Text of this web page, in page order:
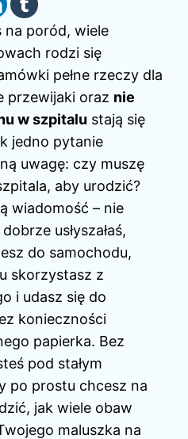
na poród, wiele
rodzi się
pełne rzeczy dla
przewijaki oraz nie
w szpitalu stają się
jedno pytanie
uwagę: czy muszę
aby urodzić?
wiadomość – nie
usłyszałaś,
do samochodu,
skorzystasz z
i udasz się do
konieczności
papierka. Bez
pod stałym
po prostu chcesz na
jak wiele obaw
maluszka na